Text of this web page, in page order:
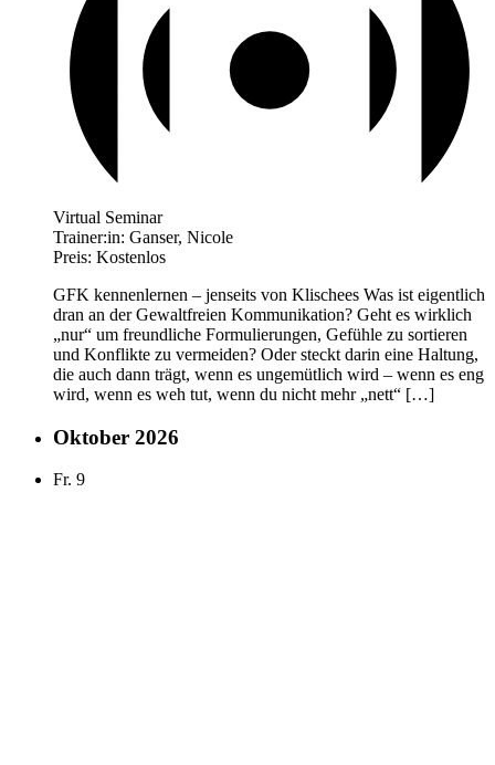
Virtual Seminar
Trainer:in: Ganser, Nicole
Preis: Kostenlos
GFK kennenlernen – jenseits von Klischees Was ist eigentlich
dran an der Gewaltfreien Kommunikation? Geht es wirklich
„nur“ um freundliche Formulierungen, Gefühle zu sortieren
und Konflikte zu vermeiden? Oder steckt darin eine Haltung,
die auch dann trägt, wenn es ungemütlich wird – wenn es eng
wird, wenn es weh tut, wenn du nicht mehr „nett“ […]
Oktober 2026
Fr. 9